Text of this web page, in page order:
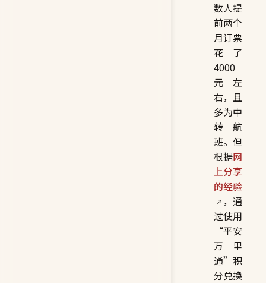
数人提
前两个
月订票
花了
4000
元左
右，且
多为中
转航
班。但
根据网
上分享
的经验
，通
过使用
“平安
万里
通”积
分兑换